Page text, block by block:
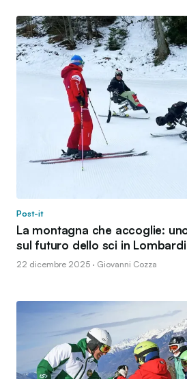
Post-it
La montagna che accoglie:
sul futuro dello sci in
22 dicembre 2025 · Giovanni Cozza